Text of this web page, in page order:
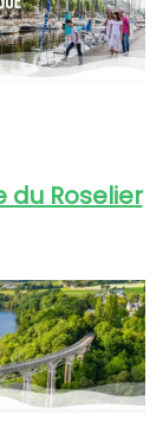
du Roselier